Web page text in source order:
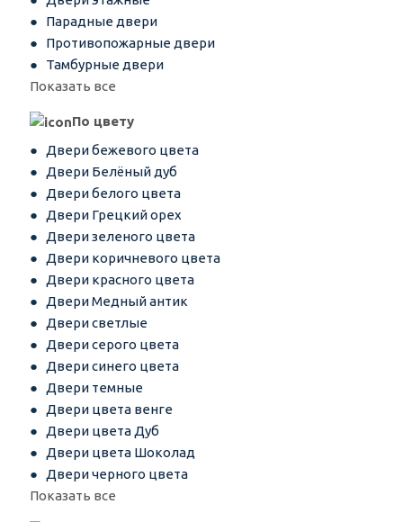
Парадные двери
Противопожарные двери
Тамбурные двери
Показать все
По цвету
Двери бежевого цвета
Двери Белёный дуб
Двери белого цвета
Двери Грецкий орех
Двери зеленого цвета
Двери коричневого цвета
Двери красного цвета
Двери Медный антик
Двери светлые
Двери серого цвета
Двери синего цвета
Двери темные
Двери цвета венге
Двери цвета Дуб
Двери цвета Шоколад
Двери черного цвета
Показать все